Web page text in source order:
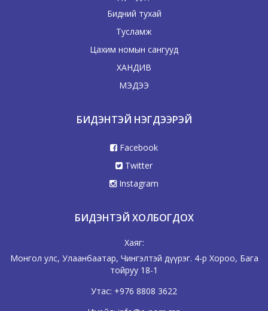
Бидний тухай
Тусламж
Цахим номын сангууд
ХАНДИВ
МЭДЭЭ
БИДЭНТЭЙ НЭГДЭЭРЭЙ
Facebook
Twitter
Instagram
БИДЭНТЭЙ ХОЛБОГДОХ
Хаяг:
Монгол улс, Улаанбаатар, Чингэлтэй дүүрэг. 4-р Хороо, Бага
тойруу 18-1
Утас: +976 8808 3622